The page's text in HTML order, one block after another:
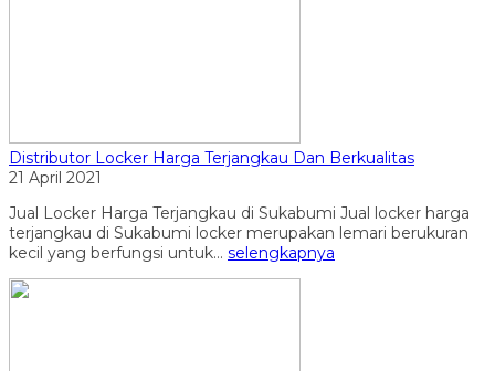
Distributor Locker Harga Terjangkau Dan Berkualitas
21 April 2021
Jual Locker Harga Terjangkau di Sukabumi Jual locker harga
terjangkau di Sukabumi locker merupakan lemari berukuran
kecil yang berfungsi untuk... selengkapnya